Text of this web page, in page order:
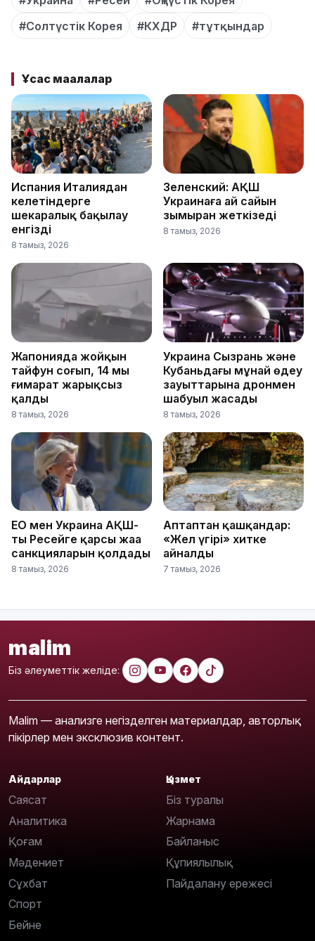
#Солтүстік Корея
#КХДР #тұтқындар
Ұқсас мақалалар
Испания Италиядан
келетіндерге
шекаралық бақылау
енгізді
8 тамыз, 2026
Зеленский: АҚШ
Украинаға ай сайын
зымыран жеткізеді
8 тамыз, 2026
Жапонияда жойқын
тайфун соғып, 14 мың
ғимарат жарықсыз
қалды
8 тамыз, 2026
Украина Сызрань және
Кубаньдағы мұнай өңдеу
зауыттарына дронмен
шабуыл жасады
8 тамыз, 2026
ЕО мен Украина АҚШ-
тың Ресейге қарсы жаңа
санкцияларын қолдады
8 тамыз, 2026
Аптаптан қашқандар:
«Жел үңгірі» хитке
айналды
7 тамыз, 2026
malim
Біз әлеуметтік желіде:
Malim — анализге негізделген материалдар, авторлық
пікірлер мен эксклюзив контент.
Айдарлар
Саясат
Аналитика
Қоғам
Мәдениет
Сұхбат
Спорт
Бейне
Қызмет
Біз туралы
Жарнама
Байланыс
Құпиялылық
Пайдалану ережесі